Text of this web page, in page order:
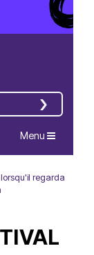
Navigation
Menu
regarda